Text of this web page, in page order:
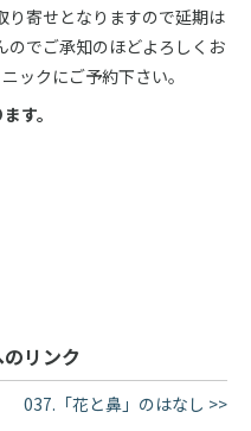
り寄せとなりますので延期は
のでご承知のほどよろしくお
ックにご予約下さい。
す。
リンク
037.「花と鼻」のはなし >>